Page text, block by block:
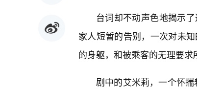
台词却不动声色地揭示
家人短暂的告别，一次对未
的身躯，和被乘客的无理要求
剧中的艾米莉，一个怀